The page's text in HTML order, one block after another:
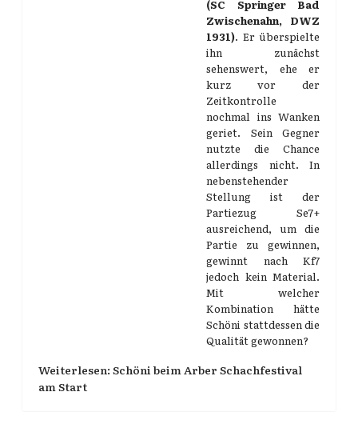
(SC Springer Bad
Zwischenahn, DWZ
1931). Er überspielte
ihn zunächst
sehenswert, ehe er
kurz vor der
Zeitkontrolle
nochmal ins Wanken
geriet. Sein Gegner
nutzte die Chance
allerdings nicht. In
nebenstehender
Stellung ist der
Partiezug Se7+
ausreichend, um die
Partie zu gewinnen,
gewinnt nach Kf7
jedoch kein Material.
Mit welcher
Kombination hätte
Schöni stattdessen die
Qualität gewonnen?
Weiterlesen: Schöni beim Arber Schachfestival
am Start